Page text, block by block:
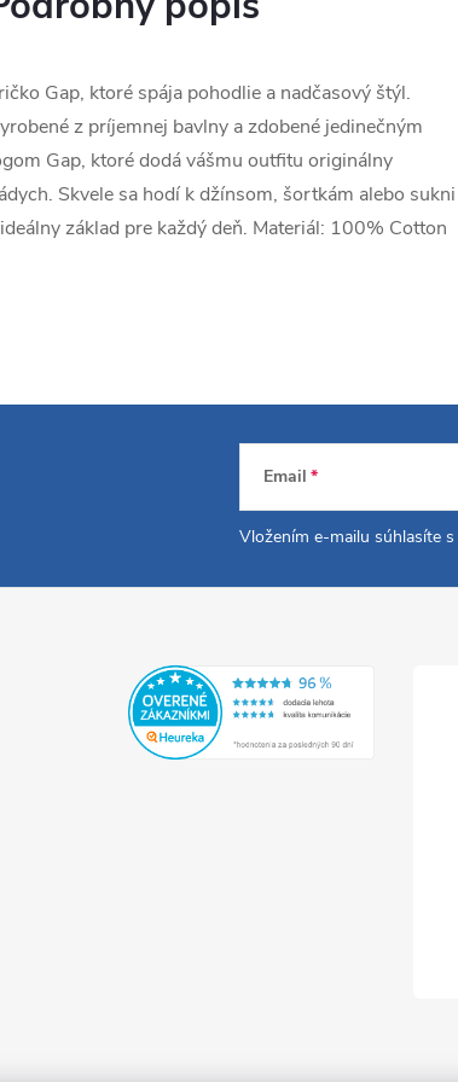
Gap, ktoré spája pohodlie a nadčasový štýl.
z príjemnej bavlny a zdobené jedinečným
Gap, ktoré dodá vášmu outfitu originálny
Skvele sa hodí k džínsom, šortkám alebo sukni
základ pre každý deň. Materiál: 100% Cotton
Email
Vložením e-mailu súhlasíte s